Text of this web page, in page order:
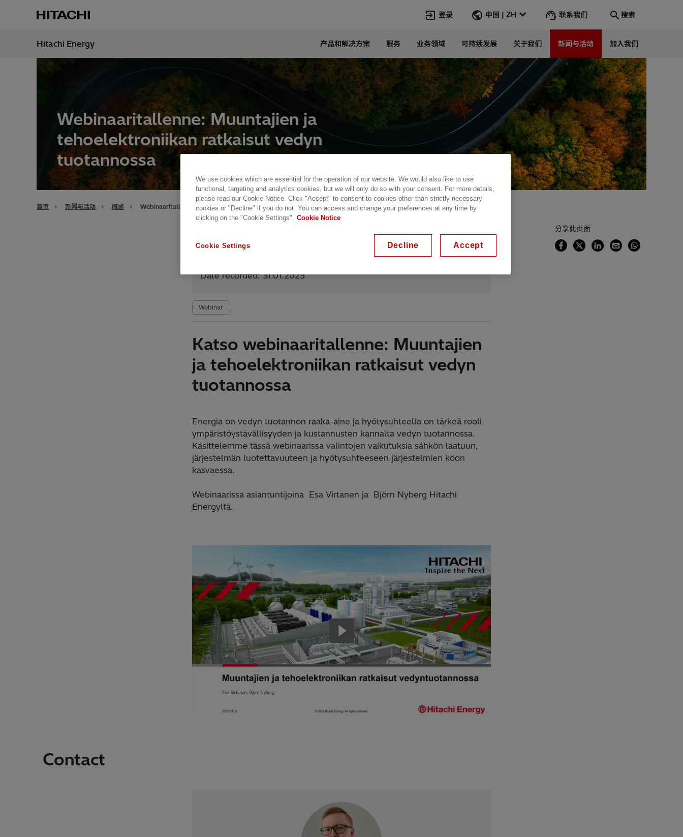
登录 中国 | ZH
Chinese 转到
联系我们 搜索
搜索
热门搜索
变压器
高压直流
开关设备
联系我们
热门页面
在华业务
产品和系统
Hitachi Energy 产品和解决方案 服务 业务领域 可持续发展 关于我们 新闻与活动 加入我们
Webinaaritallenne: Muuntajien ja
tehoelektroniikan ratkaisut vedyn
tuotannossa
首页 新闻与活动 概述 Webinaaritallenne: Muuntajien ja tehoelektroniikan ratkaisut vedyn tuotannossa
Date recorded: 31.01.2023
Webinar
分享此页面
Katso webinaaritallenne: Muuntajien
ja tehoelektroniikan ratkaisut vedyn
tuotannossa
Energia on vedyn tuotannon raaka-aine ja hyötysuhteella on tärkeä rooli
ympäristöystävällisyyden ja kustannusten kannalta vedyn tuotannossa.
Käsittelemme tässä webinaarissa valintojen vaikutuksia sähkön laatuun,
järjestelmän luotettavuuteen ja hyötysuhteeseen järjestelmien koon
kasvaessa.
Webinaarissa asiantuntijoina Esa Virtanen ja Björn Nyberg Hitachi
Energyltä.
Contact
We use cookies which are essential for the operation of our website. We would also like to use
functional, targeting and analytics cookies, but we will only do so with your consent. For more details,
please read our Cookie Notice. Click "Accept" to consent to cookies other than strictly necessary
cookies or "Decline" if you do not. You can access and change your preferences at any time by
clicking on the "Cookie Settings".
Cookie Notice
Cookie Settings Decline Accept